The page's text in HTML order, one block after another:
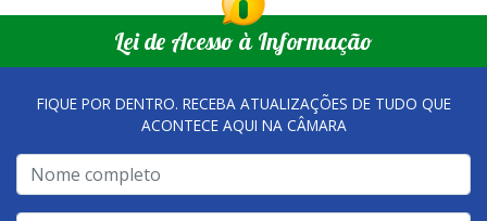
Lei de Acesso à Informação
FIQUE POR DENTRO. RECEBA ATUALIZAÇÕES DE TUDO QUE
ACONTECE AQUI NA CÂMARA